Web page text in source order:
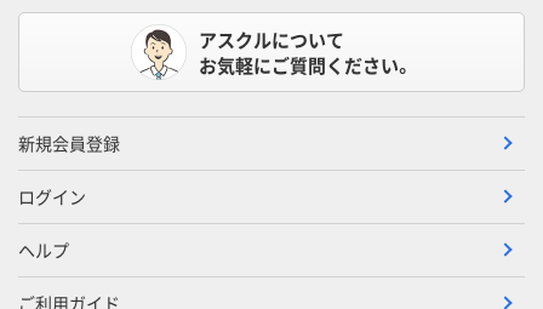
アスクルについて
お気軽にご質問ください。
新規会員登録
ログイン
ヘルプ
ご利用ガイド